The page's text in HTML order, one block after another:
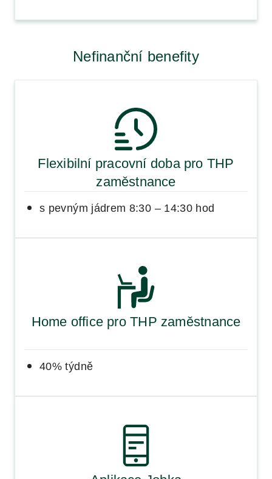
Nefinanční benefity
Flexibilní pracovní doba pro THP
zaměstnance
s pevným jádrem 8:30 – 14:30 hod
Home office pro THP zaměstnance
40% týdně